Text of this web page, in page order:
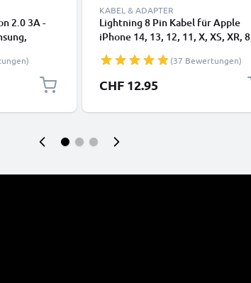
2.0 3A -
Sony,
KABEL & ADAPTER
Lightning 8 Pin Kabel für Apple
iPhone 14, 13, 12, 11, X, XS, XR,
Datenkabel für Smartphone
(37 Bewertungen)
CHF 12.95